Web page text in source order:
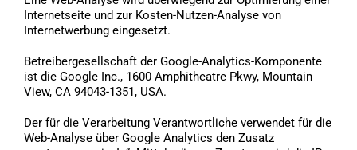
Internetseite und zur Kosten-Nutzen-Analyse von
Internetwerbung eingesetzt.
Betreibergesellschaft der Google-Analytics-Komponente
ist die Google Inc., 1600 Amphitheatre Pkwy, Mountain
View, CA 94043-1351, USA.
Der für die Verarbeitung Verantwortliche verwendet für die
Web-Analyse über Google Analytics den Zusatz